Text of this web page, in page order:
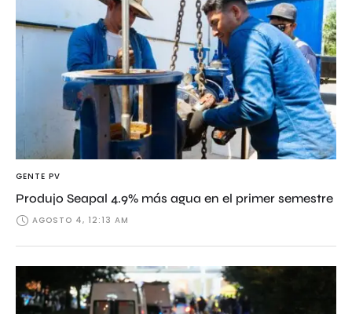
GENTE PV
Produjo Seapal 4.9% más agua en el primer semestre
AGOSTO 4, 12:13 AM